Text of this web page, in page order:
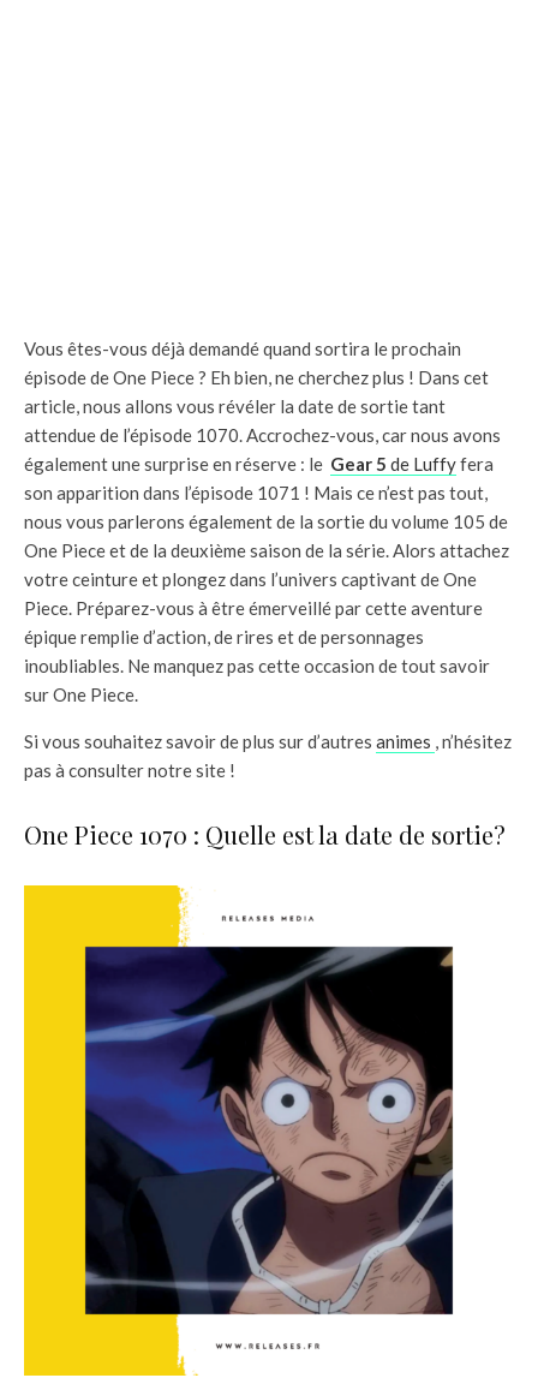
Vous êtes-vous déjà demandé quand sortira le prochain
épisode de One Piece ? Eh bien, ne cherchez plus ! Dans cet
article, nous allons vous révéler la date de sortie tant
attendue de l’épisode 1070. Accrochez-vous, car nous avons
également une surprise en réserve : le Gear 5 de Luffyfera
son apparition dans l’épisode 1071 ! Mais ce n’est pas tout,
nous vous parlerons également de la sortie du volume 105 de
One Piece et de la deuxième saison de la série. Alors attachez
votre ceinture et plongez dans l’univers captivant de One
Piece. Préparez-vous à être émerveillé par cette aventure
épique remplie d’action, de rires et de personnages
inoubliables. Ne manquez pas cette occasion de tout savoir
sur One Piece.
Si vous souhaitez savoir de plus sur d’autres animes , n’hésitez
pas à consulter notre site !
One Piece 1070 : Quelle est la date de sortie?